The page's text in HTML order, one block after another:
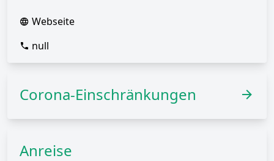
Webseite
null
Corona-Einschränkungen
Anreise